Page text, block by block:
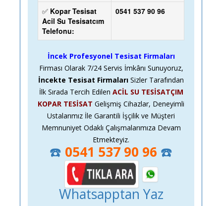
✅ Kopar Tesisat
Acil Su Tesisatcım
Telefonu:
0541 537 90 96
İncek Profesyonel Tesisat Firmaları
Firması Olarak 7/24 Servis İmkânı Sunuyoruz,
İncekte Tesisat Firmaları Sizler Tarafından
İlk Sırada Tercih Edilen ACİL SU TESİSATÇIM
KOPAR TESİSAT Gelişmiş Cihazlar, Deneyimli
Ustalarımız İle Garantili İşçilik ve Müşteri
Memnuniyet Odaklı Çalışmalarımıza Devam
Etmekteyiz.
☎️ 0541 537 90 96 ☎️
Whatsapptan Yaz